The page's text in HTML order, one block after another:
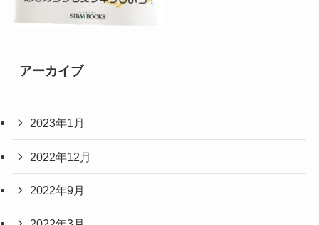
アーカイブ
2023年1月
2022年12月
2022年9月